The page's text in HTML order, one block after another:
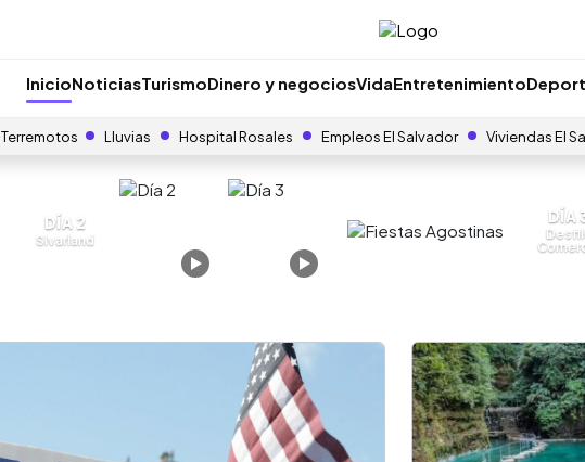
InicioNoticiasTurismoDinero y negociosVidaEntretenimiento
Terremotos Lluvias Hospital Rosales Empleos El Salvador Viviendas El
DÍA 2
Sivarland
DÍA